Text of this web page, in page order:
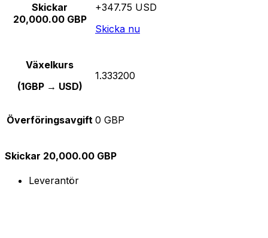
Skickar
20,000.00 GBP
+347.75 USD
Skicka nu
Växelkurs
(1GBP → USD)
1.333200
Överföringsavgift 0 GBP
Skickar 20,000.00 GBP
Leverantör